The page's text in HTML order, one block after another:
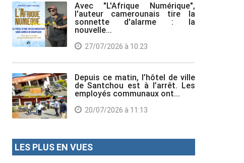
Avec "L'Afrique Numérique",
l'auteur camerounais tire la
sonnette d'alarme : la
nouvelle...
27/07/2026 à 10:23
Depuis ce matin, l’hôtel de ville
de Santchou est à l’arrêt. Les
employés communaux ont...
20/07/2026 à 11:13
LES PLUS EN VUES